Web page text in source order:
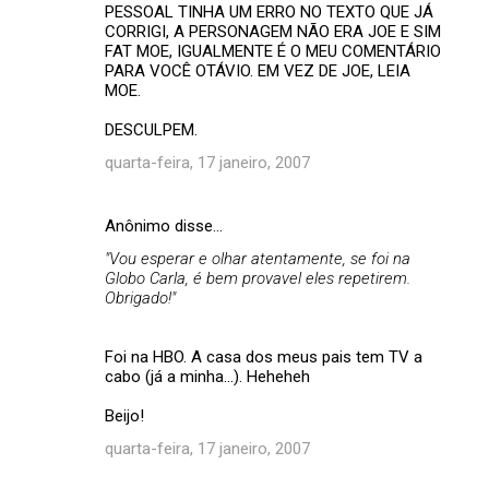
PESSOAL TINHA UM ERRO NO TEXTO QUE JÁ
CORRIGI, A PERSONAGEM NÃO ERA JOE E SIM
FAT MOE, IGUALMENTE É O MEU COMENTÁRIO
PARA VOCÊ OTÁVIO. EM VEZ DE JOE, LEIA
MOE.
DESCULPEM.
quarta-feira, 17 janeiro, 2007
Anônimo disse…
"Vou esperar e olhar atentamente, se foi na
Globo Carla, é bem provavel eles repetirem.
Obrigado!"
Foi na HBO. A casa dos meus pais tem TV a
cabo (já a minha...). Heheheh
Beijo!
quarta-feira, 17 janeiro, 2007